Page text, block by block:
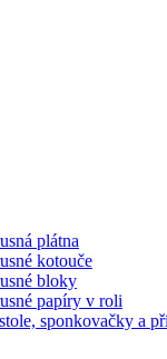
plátna
kotouče
bloky
papíry v roli
sponkovačky a